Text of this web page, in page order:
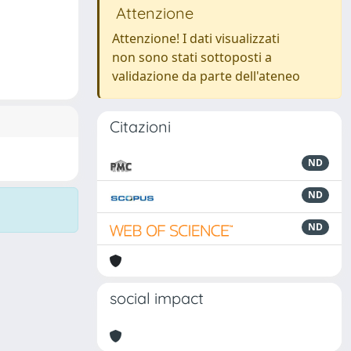
Attenzione
Attenzione! I dati visualizzati
non sono stati sottoposti a
validazione da parte dell'ateneo
Citazioni
ND
ND
ND
social impact